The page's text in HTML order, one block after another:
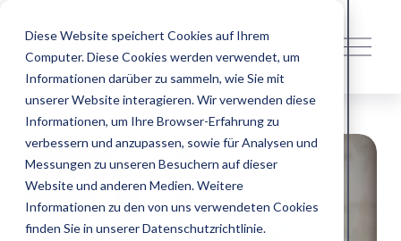
Diese Website speichert Cookies auf Ihrem
Computer. Diese Cookies werden verwendet, um
Informationen darüber zu sammeln, wie Sie mit
unserer Website interagieren. Wir verwenden diese
Informationen, um Ihre Browser-Erfahrung zu
verbessern und anzupassen, sowie für Analysen und
Messungen zu unseren Besuchern auf dieser
Website und anderen Medien. Weitere
Informationen zu den von uns verwendeten Cookies
finden Sie in unserer Datenschutzrichtlinie.
M
e
f